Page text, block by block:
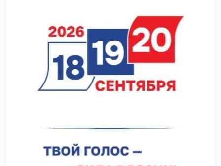
Нижегородские хирурги выполнили трансоральную
операцию на щитовидной железе
06.08.2026 15:03
Более 30 нижегородцев прошли обучение для соцконтракта
06.08.2026 14:46